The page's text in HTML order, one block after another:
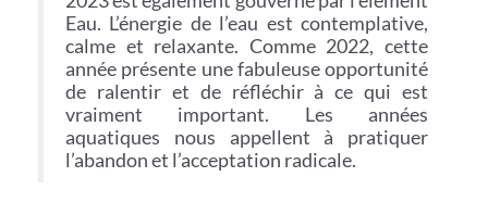
Eau. L’énergie de l’eau est contemplative,
calme et relaxante. Comme 2022, cette
année présente une fabuleuse opportunité
de ralentir et de réfléchir à ce qui est
vraiment important. Les années
aquatiques nous appellent à pratiquer
l’abandon et l’acceptation radicale.